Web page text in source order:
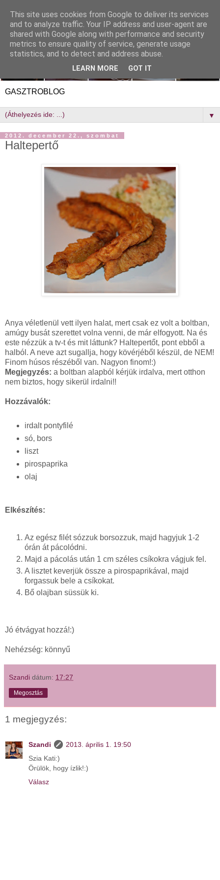
GASZTROBLOG
▼
2012. december 22., szombat
Haltepertő
Anya véletlenül vett ilyen halat, mert csak ez volt a boltban,
amúgy busát szerettet volna venni, de már elfogyott. Na és
este nézzük a tv-t és mit láttunk? Haltepertőt, pont ebből a
halból. A neve azt sugallja, hogy kövérjéből készül, de NEM!
Finom húsos részéből van. Nagyon finom!:)
Megjegyzés: a boltban alapból kérjük irdalva, mert otthon
nem biztos, hogy sikerül irdalni!!
Hozzávalók:
irdalt pontyfilé
só, bors
liszt
pirospaprika
olaj
Elkészítés:
Az egész filét sózzuk borsozzuk, majd hagyjuk 1-2
órán át pácolódni.
Majd a pácolás után 1 cm széles csíkokra vágjuk fel.
A lisztet keverjük össze a pirospaprikával, majd
forgassuk bele a csíkokat.
Bő olajban süssük ki.
Jó étvágyat hozzá!:)
Nehézség: könnyű
Szandi dátum: 17:27
Megosztás
1 megjegyzés:
Szandi
2013. április 1. 19:50
Szia Kati:)
Örülök, hogy ízlik!:)
Válasz
This site uses cookies from Google to deliver its services
and to analyze traffic. Your IP address and user-agent are
shared with Google along with performance and security
metrics to ensure quality of service, generate usage
statistics, and to detect and address abuse.
LEARN MORE GOT IT